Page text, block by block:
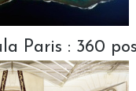
Paris : 360